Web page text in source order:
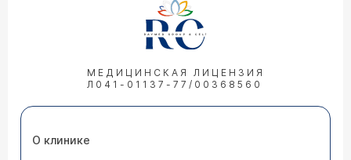
МЕДИЦИНСКАЯ ЛИЦЕНЗИЯ
Л041-01137-77/00368560
О клинике